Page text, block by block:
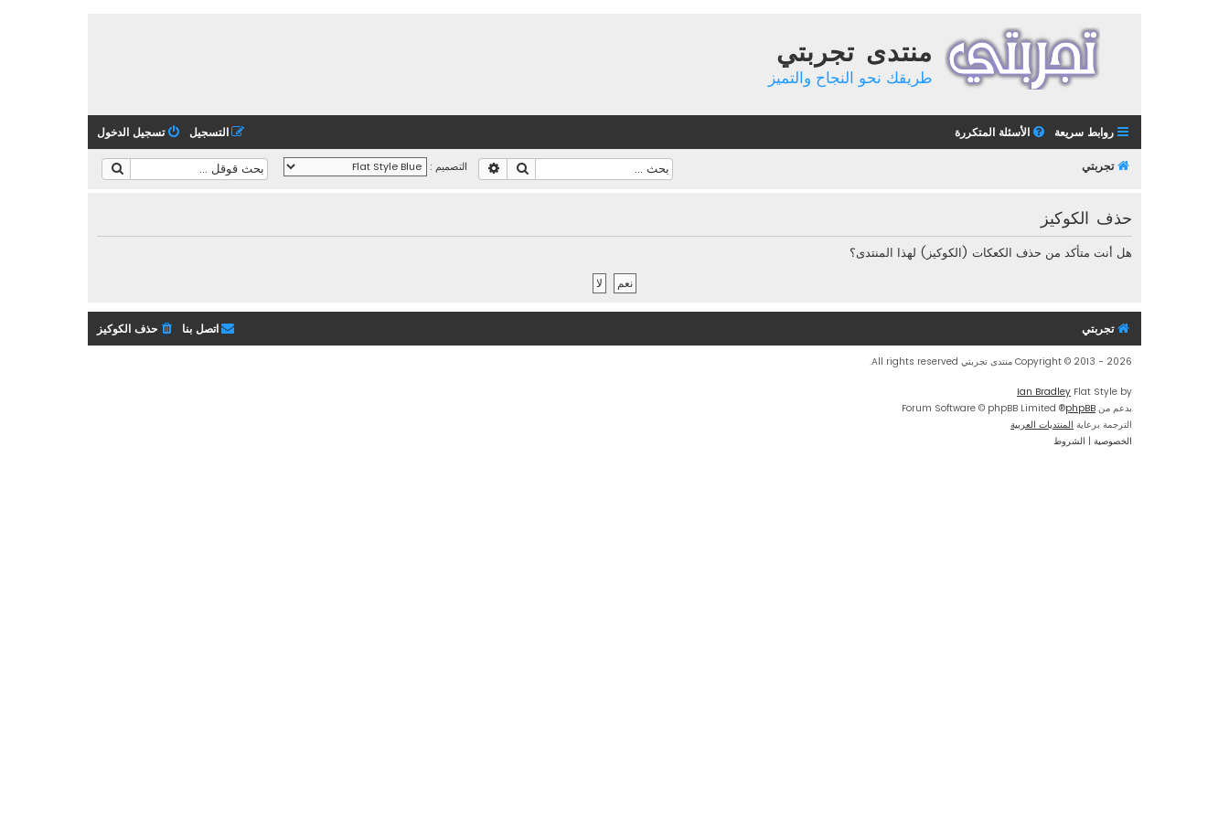
منتدى تجربتي
طريقك نحو النجاح والتميز
روابط سريعة الأسئلة المتكررة تسجيل الدخول التسجيل
تجربتي التصميم : بحث بحث متقدم
حذف الكوكيز
هل أنت متأكد من حذف الكعكات (الكوكيز) لهذا المنتدى؟
تجربتي حذف الكوكيز اتصل بنا
Copyright © 2013 - 2026 منتدى تجربتي All rights reserved.
Flat Style by
Ian Bradley
بدعم من phpBB
® Forum Software © phpBB Limited
الترجمة برعاية المنتديات العربية
الخصوصية | الشروط